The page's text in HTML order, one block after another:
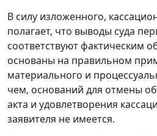
В силу изложенного,
полагает, что выводы суда
соответствуют фактическим
основаны на правильном
материального и
чем, оснований для отмены
акта и удовлетворения
заявителя не имеется.